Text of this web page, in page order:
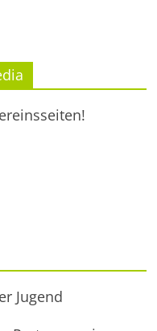
Jugend